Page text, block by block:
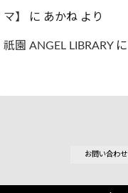
マ】 に あかね より
祇園 ANGEL LIBRARYに
お問い合わせ